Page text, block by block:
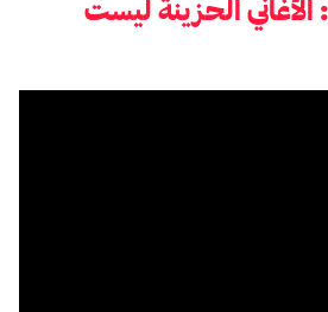
الحزينة ليست